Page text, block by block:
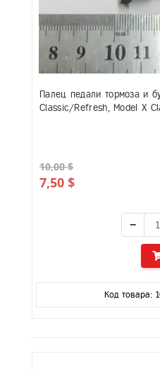
Палец педали тормоза и
Classic/Refresh, Model X
10,00 $
7,50 $
−
Код товара: